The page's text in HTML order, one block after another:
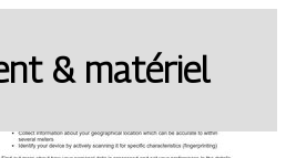
& matériel